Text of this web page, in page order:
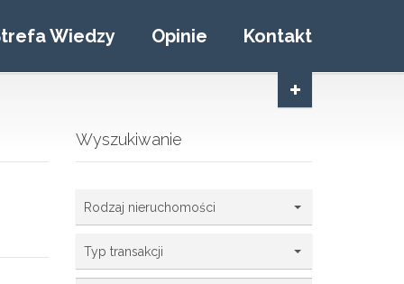
Wiedzy Opinie Kontakt
Wyszukiwanie
Rodzaj nieruchomości
Typ transakcji